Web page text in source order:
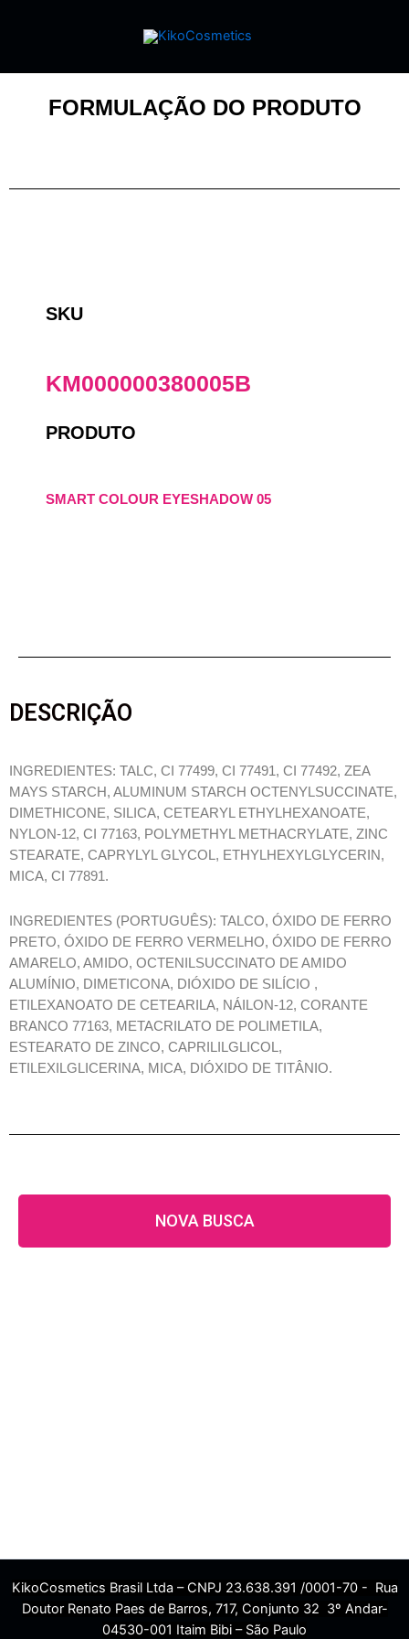
FORMULAÇÃO DO PRODUTO
SKU
KM000000380005B
PRODUTO
SMART COLOUR EYESHADOW 05
DESCRIÇÃO
INGREDIENTES: TALC, CI 77499, CI 77491, CI 77492, ZEA
MAYS STARCH, ALUMINUM STARCH OCTENYLSUCCINATE,
DIMETHICONE, SILICA, CETEARYL ETHYLHEXANOATE,
NYLON-12, CI 77163, POLYMETHYL METHACRYLATE, ZINC
STEARATE, CAPRYLYL GLYCOL, ETHYLHEXYLGLYCERIN,
MICA, CI 77891.
INGREDIENTES (PORTUGUÊS): TALCO, ÓXIDO DE FERRO
PRETO, ÓXIDO DE FERRO VERMELHO, ÓXIDO DE FERRO
AMARELO, AMIDO, OCTENILSUCCINATO DE AMIDO
ALUMÍNIO, DIMETICONA, DIÓXIDO DE SILÍCIO ,
ETILEXANOATO DE CETEARILA, NÁILON-12, CORANTE
BRANCO 77163, METACRILATO DE POLIMETILA,
ESTEARATO DE ZINCO, CAPRILILGLICOL,
ETILEXILGLICERINA, MICA, DIÓXIDO DE TITÂNIO.
NOVA BUSCA
KikoCosmetics Brasil Ltda – CNPJ 23.638.391 /0001-70 - Rua
Doutor Renato Paes de Barros, 717, Conjunto 32 3º Andar-
04530-001 Itaim Bibi – São Paulo